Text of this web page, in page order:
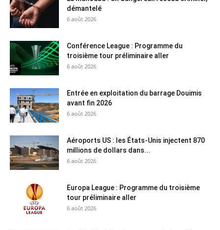
démantelé
6 août 2026
Conférence League : Programme du
troisième tour préliminaire aller
6 août 2026
Entrée en exploitation du barrage Douimis
avant fin 2026
6 août 2026
Aéroports US : les États-Unis injectent 870
millions de dollars dans...
6 août 2026
Europa League : Programme du troisième
tour préliminaire aller
6 août 2026